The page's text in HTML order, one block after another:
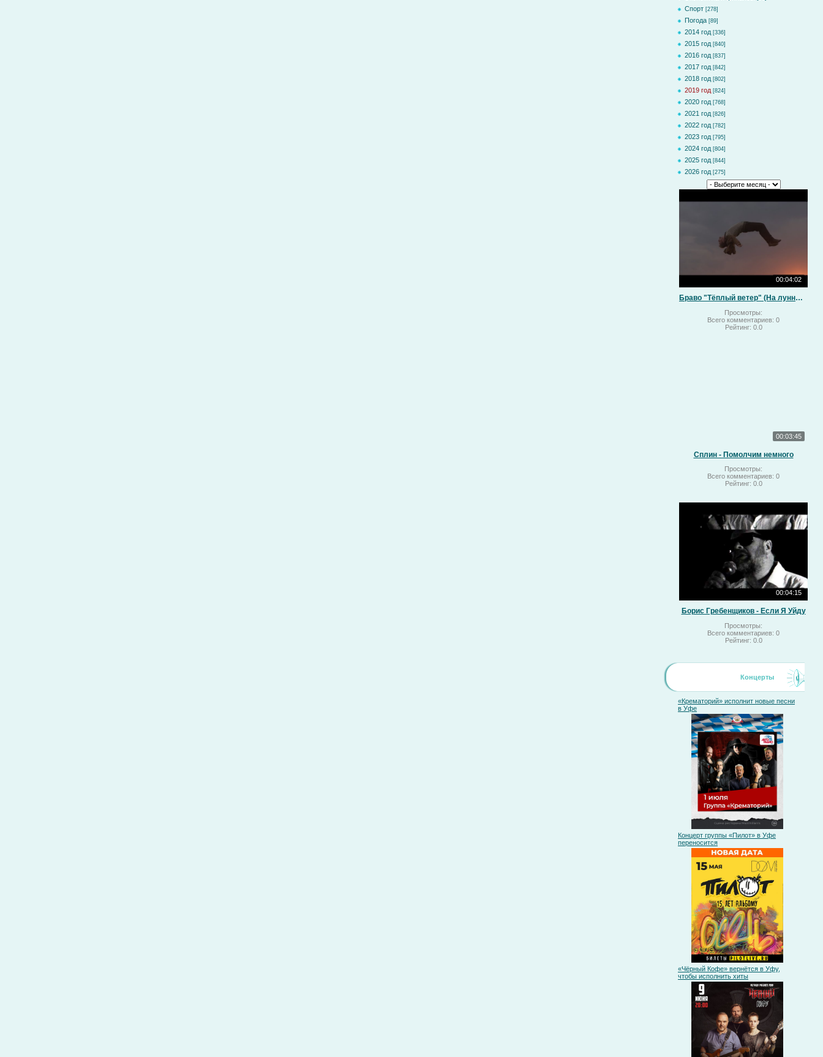
Спорт [278]
Погода [89]
2014 год [336]
2015 год [840]
2016 год [837]
2017 год [842]
2018 год [802]
2019 год [824]
2020 год [768]
2021 год [826]
2022 год [782]
2023 год [795]
2024 год [804]
2025 год [844]
2026 год [275]
00:04:02
Браво "Тёплый ветер" (На лунный свет)
Просмотры:
Всего комментариев: 0
Рейтинг: 0.0
00:03:45
Сплин - Помолчим немного
Просмотры:
Всего комментариев: 0
Рейтинг: 0.0
00:04:15
Борис Гребенщиков - Если Я Уйду
Просмотры:
Всего комментариев: 0
Рейтинг: 0.0
Концерты
«Крематорий» исполнит новые песни
в Уфе
Концерт группы «Пилот» в Уфе
переносится
«Чёрный Кофе» вернётся в Уфу,
чтобы исполнить хиты